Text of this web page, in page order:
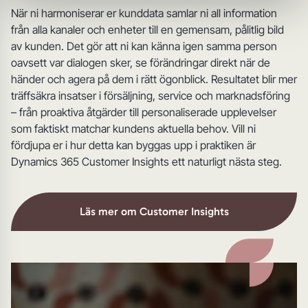
När ni harmoniserar er kunddata samlar ni all information
från alla kanaler och enheter till en gemensam, pålitlig bild
av kunden. Det gör att ni kan känna igen samma person
oavsett var dialogen sker, se förändringar direkt när de
händer och agera på dem i rätt ögonblick. Resultatet blir mer
träffsäkra insatser i försäljning, service och marknadsföring
– från proaktiva åtgärder till personaliserade upplevelser
som faktiskt matchar kundens aktuella behov. Vill ni
fördjupa er i hur detta kan byggas upp i praktiken är
Dynamics 365 Customer Insights ett naturligt nästa steg.
Läs mer om Customer Insights